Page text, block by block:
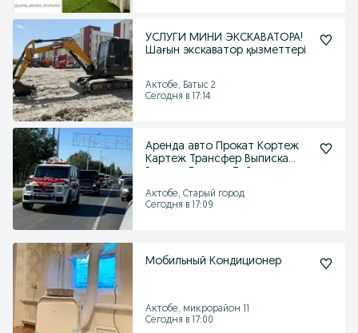
УСЛУГИ МИНИ ЭКСКАВАТОРА!
Шағын экскаватор қызметтері
Актобе, Батыс 2
Сегодня в 17:14
Аренда авто Прокат Кортеж
Картеж Трансфер Выписка
Актобе, Старый город
Сегодня в 17:09
Мобильный Кондиционер
Актобе, микрорайон 11
Сегодня в 17:00